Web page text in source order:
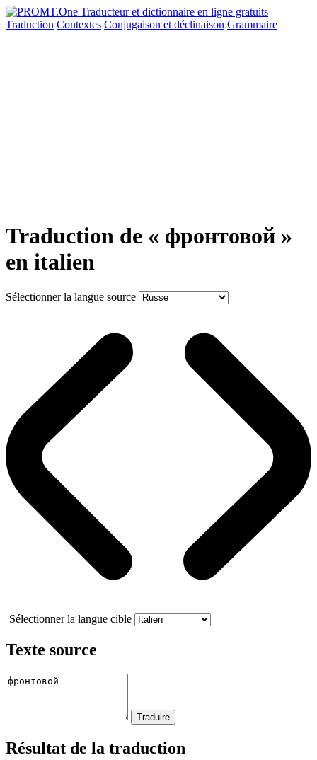
Traduction Contextes Conjugaison et déclinaison Grammaire
Traduction de « фронтовой »
en italien
Sélectionner la langue source
Sélectionner la langue cible
Texte source
Résultat de la traduction